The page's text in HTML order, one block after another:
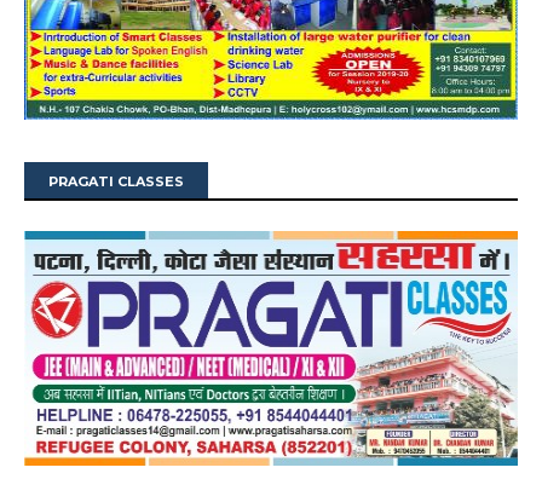
PRAGATI CLASSES